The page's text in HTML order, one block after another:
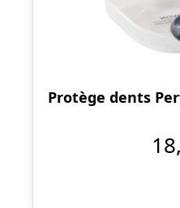
Protège dents